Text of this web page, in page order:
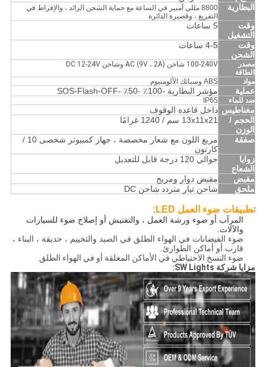
البطارية
8800 مللي أمبير في الساعة مع حماية الشحن الزائد ، والإفراط في
التفريغ ، وقصيرة الدائرة
وقت
التشغيل
5 ساعات
وقت
الشحن
4-5 ساعات
مصدر
الطاقة
100-240V شاحن AC (9V ، 2A) وشاحن DC 12-24V
مواد ABS وسبائك الألومنيوم
عملية مؤشر البطارية -100٪ -50٪ -SOS-Flash-OFF
ضد للماء IP65
مغناطيس داخل قاعدة الوقوف
الحجم /
الوزن
13x11x21 سم / 1240 غرامًا
صفقة
مربع اللون مع شعار مخصصة ، جهاز كمبيوتر شخصى 10 /
كارتون
زوايا
الشعاع
حوالي 120 درجة قابل للتعديل
مقبض
مقبض دوار ومريح
ملحق
شاحن تيار متردد شاحن DC
تطبيقات ضوء العمل LED:
المرآب أو ضوء ورشة العمل ، والتفتيش أو إصلاح ضوء للسيارات
والآلات.
ضوء الفيضانات في الهواء الطلق في الصيد والتخييم ، حديقة ، البناء ،
قارب أو أماكن الطوارئ.
ضوء النسخ الاحتياطي في الأماكن المغلقة أو في الهواء الطلق.
مزايا شركة SW Lights: